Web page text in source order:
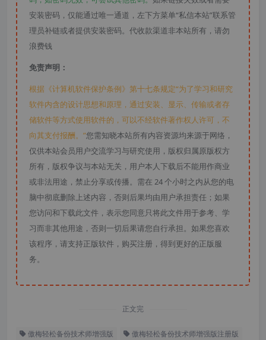
安装密码，仅能通过唯一通道，左下方菜单“私信本站”联系管
理员补链或者提供安装密码。代收款渠道非本站所有，请勿
浪费钱
免责声明：
根据《计算机软件保护条例》第十七条规定“为了学习和研究
软件内含的设计思想和原理，通过安装、显示、传输或者存
储软件等方式使用软件的，可以不经软件著作权人许可，不
向其支付报酬。”您需知晓本站所有内容资源均来源于网络，
仅供本站会员用户交流学习与研究使用，版权归属原版权方
所有，版权争议与本站无关，用户本人下载后不能用作商业
或非法用途，禁止分享或传播。需在 24 个小时之内从您的电
脑中彻底删除上述内容，否则后果均由用户承担责任；如果
您访问和下载此文件，表示您同意只将此文件用于参考、学
习而非其他用途，否则一切后果请您自行承担。如果您喜欢
该程序，请支持正版软件，购买注册，得到更好的正版服
务。
正文完
傲梅轻松备份技术师增强版 傲梅轻松备份技术师增强版注册版